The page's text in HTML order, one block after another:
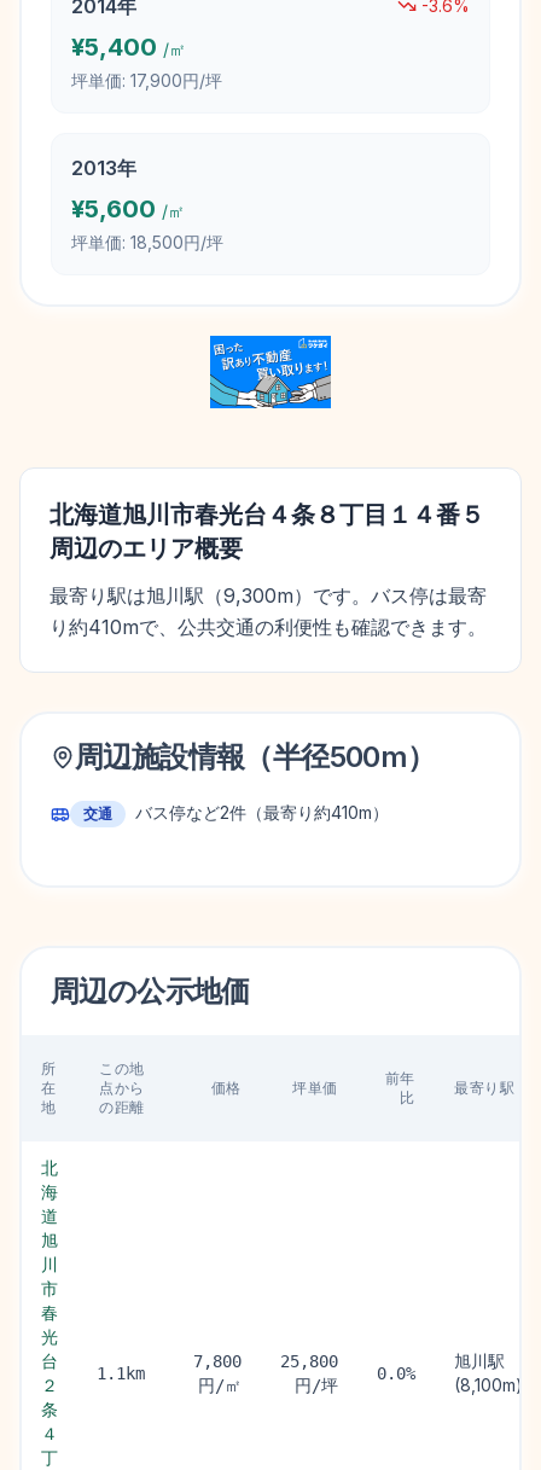
2014年 -3.6%
¥5,400 /㎡
坪単価: 17,900円/坪
2013年
¥5,600 /㎡
坪単価: 18,500円/坪
北海道旭川市春光台４条８丁目１４番５
周辺のエリア概要
最寄り駅は旭川駅（9,300m）です。バス停は最寄
り約410mで、公共交通の利便性も確認できます。
周辺施設情報（半径500m）
交通 バス停など2件 （最寄り約410m）
周辺の公示地価
所
在
地
この地
点から
の距離
価格 坪単価
前年
比
最寄り駅
北
海
道
旭
川
市
春
光
台
２
条
４
丁
1.1km
7,800
円/㎡
25,800
円/坪
0.0%
旭川駅
(8,100m)